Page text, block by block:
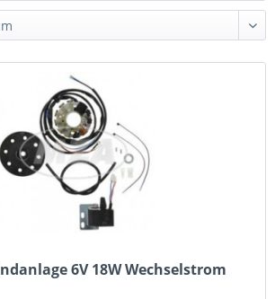
6V 18W Wechselstrom